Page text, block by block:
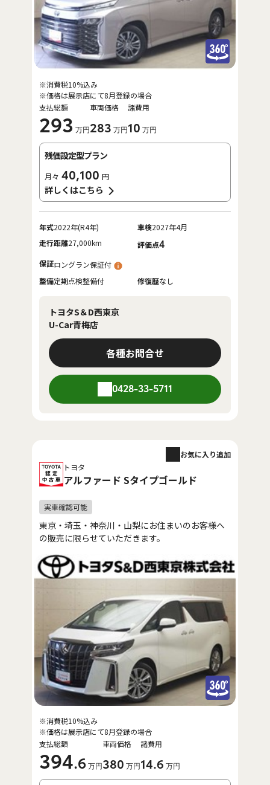
支払総額
293 万円
車両価格
283 万円
諸費用
10 万円
※消費税10%込み
※価格は展示店にて8月登録の場合
残価設定型プラン
月々 40,100 円
詳しくはこちら
年式2022年(R4年) 車検2027年4月
走行距離27,000km 評価点4
保証ロングラン保証付
整備定期点検整備付 修復歴なし
トヨタS＆D西東京
U-Car青梅店
各種お問合せ
0428-33-5711
トヨタ
アルファード Sタイプゴールド
お気に入り追加
東京・埼玉・神奈川・山梨にお住まいのお客様へ
の販売に限らせていただきます。
支払総額
394.6 万円
車両価格
380 万円
諸費用
14.6 万円
※消費税10%込み
※価格は展示店にて8月登録の場合